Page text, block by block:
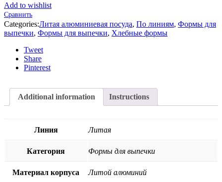
Add to wishlist
Сравнить
Categories:Литая алюминиевая посуда, По линиям, Формы для
выпечки, Формы для выпечки, Хлебные формы
Tweet
Share
Pinterest
Additional information Instructions
Линия Литая
Категория Формы для выпечки
Материал корпуса Литой алюминий